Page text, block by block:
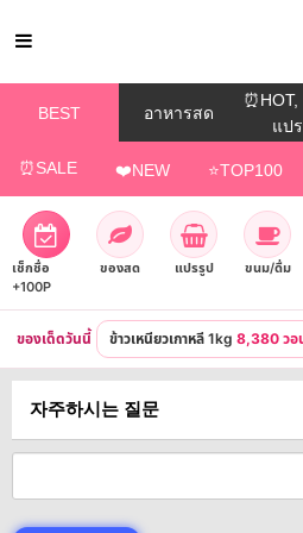
BEST
⏰SALE ❤️NEW ⭐TOP100
อาหารสด
แป
เช็กชื่อ
+100P
ของสด แปรรูป ขนม/ดื่ม
ของเด็ดวันนี้ ข้าวเหนียวเกาหลี 1kg 8,380 วอ
자주하시는 질문